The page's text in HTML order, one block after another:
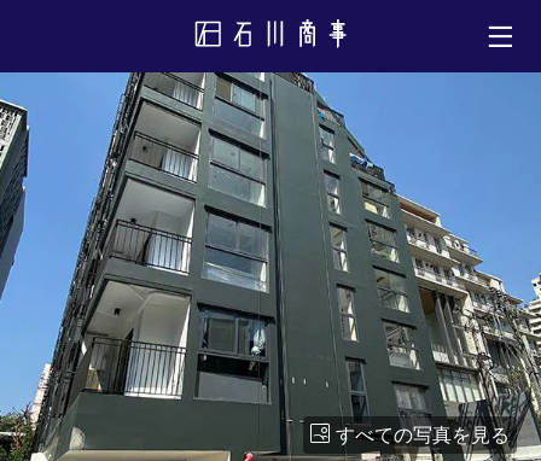
すべての写真を見る